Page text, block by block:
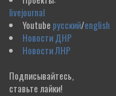
livejournal
Youtube русский/english
Новости ДНР
Новости ЛНР
Подписывайтесь,
ставьте лайки!